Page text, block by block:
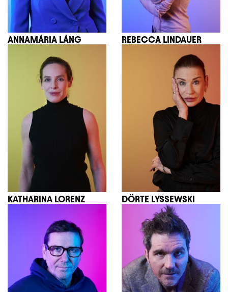
ANNAMÁRIA LÁNG REBECCA LINDAUER
KATHARINA LORENZ DÖRTE LYSSEWSKI